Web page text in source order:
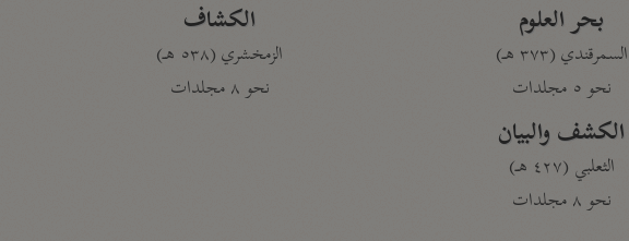
بحر العلوم
السمرقندي (٣٧٣ هـ)
نحو ٥ مجلدات
الكشف والبيان
الثعلبي (٤٢٧ هـ)
نحو ٨ مجلدات
الكشاف
الزمخشري (٥٣٨ هـ)
نحو ٨ مجلدات